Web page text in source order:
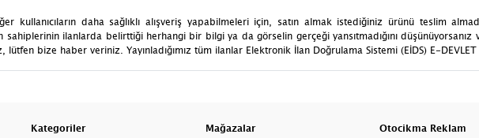
kullanıcıların daha sağlıklı alışveriş yapabilmeleri için, satın almak istediğiniz ürünü teslim
ilanlarda belirttiği herhangi bir bilgi ya da görselin gerçeği yansıtmadığını
lütfen bize haber veriniz. Yayınladığımız tüm ilanlar Elektronik İlan Doğrulama Sistemi (EİDS) E-DEVLET
Kategoriler Mağazalar Otocikma Reklam